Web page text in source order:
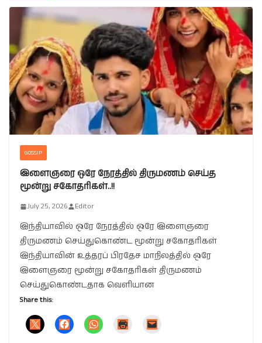
GOSSIP
இளைஞரை ஒரே நேரத்தில் திருமணம் செய்த
மூன்று சகோதரிகள்..!!
July 25, 2026 Editor
இந்தியாவில் ஒரே நேரத்தில் ஒரே இளைஞரை
திருமணம் செய்துகொண்ட மூன்று சகோதரிகள்
இந்தியாவின் உத்தரப் பிரதேச மாநிலத்தில் ஒரே
இளைஞரை மூன்று சகோதரிகள் திருமணம்
செய்துகொண்டதாக வெளியான
Share this: